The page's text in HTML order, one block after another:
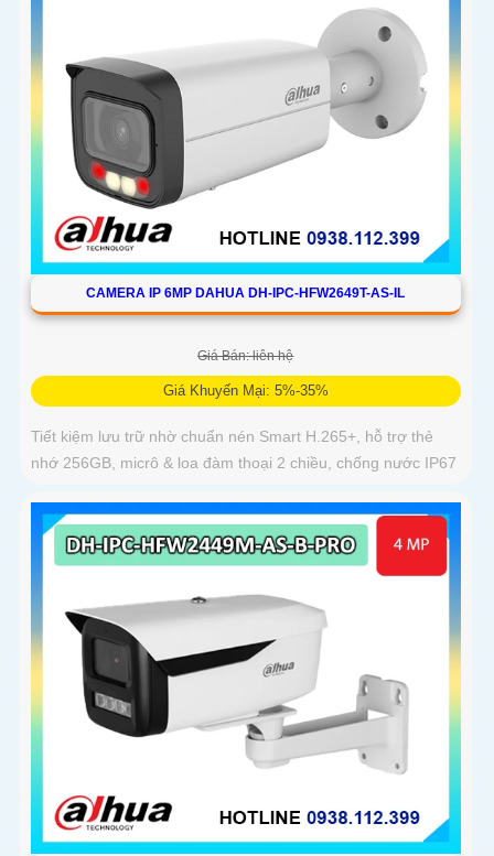
CAMERA IP 6MP DAHUA DH-IPC-HFW2649T-AS-IL
Giá Bán: liên hệ
Giá Khuyến Mại: 5%-35%
Tiết kiệm lưu trữ nhờ chuẩn nén Smart H.265+, hỗ trợ thẻ
nhớ 256GB, micrô & loa đàm thoại 2 chiều, chống nước IP67